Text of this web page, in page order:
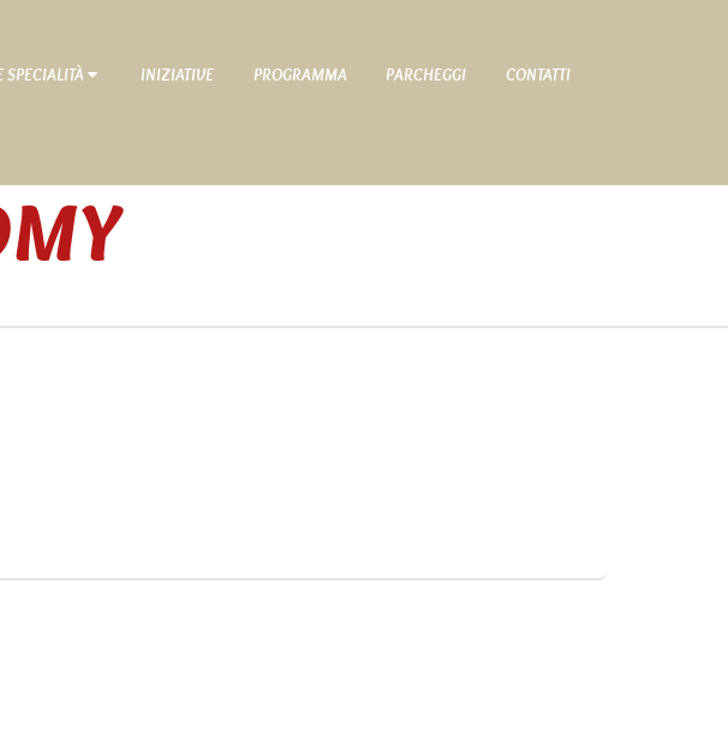
SPECIALITÀ INIZIATIVE PROGRAMMA PARCHEGGI CONTATTI